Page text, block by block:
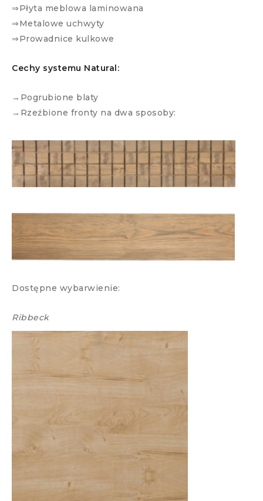
⇒Płyta meblowa laminowana
⇒Metalowe uchwyty
⇒Prowadnice kulkowe
Cechy systemu Natural:
→Pogrubione blaty
→Rzeźbione fronty na dwa sposoby:
Dostępne wybarwienie:
Ribbeck